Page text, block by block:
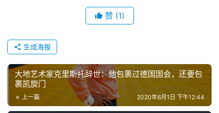
赞 (1)
生成海报
大地艺术家克里斯托辞世：他包裹过德国国会，还要包
裹凯旋门
上一篇 2020年6月1日 下午12:44